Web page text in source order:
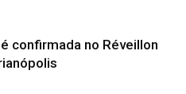
confirmada no Réveillon